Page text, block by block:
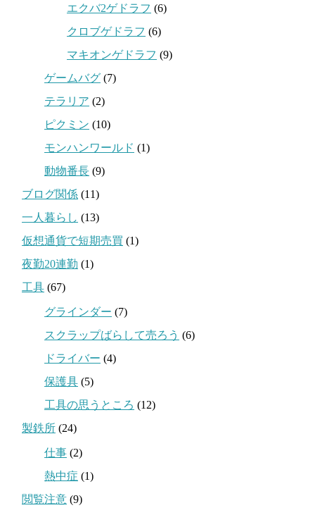
エクバ2ゲドラフ (6)
クロブゲドラフ (6)
マキオンゲドラフ (9)
ゲームバグ (7)
テラリア (2)
ピクミン (10)
モンハンワールド (1)
動物番長 (9)
ブログ関係 (11)
一人暮らし (13)
仮想通貨で短期売買 (1)
夜勤20連勤 (1)
工具 (67)
グラインダー (7)
スクラップばらして売ろう (6)
ドライバー (4)
保護具 (5)
工具の思うところ (12)
製鉄所 (24)
仕事 (2)
熱中症 (1)
閲覧注意 (9)